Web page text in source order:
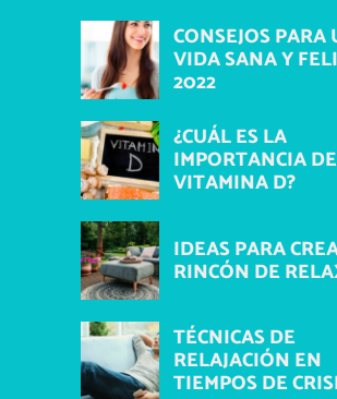
CONSEJOS PARA
VIDA SANA Y
2022
¿CUÁL ES LA
IMPORTANCIA
VITAMINA D?
IDEAS PARA
RINCÓN DE
TÉCNICAS DE
RELAJACIÓN EN
TIEMPOS DE